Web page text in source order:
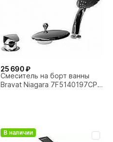
25 690 ₽
Смеситель на борт ванны
Bravat Niagara 7F5140197CP-
В наличии